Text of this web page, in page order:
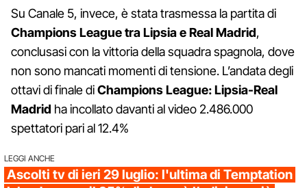
Su Canale 5, invece, è stata trasmessa la partita di
Champions League tra Lipsia e Real Madrid,
conclusasi con la vittoria della squadra spagnola, dove
non sono mancati momenti di tensione. L’andata degli
ottavi di finale diChampions League: Lipsia-Real
Madrid ha incollato davanti al video 2.486.000
spettatori pari al 12.4%
LEGGI ANCHE
Ascolti tv di ieri 29 luglio: l'ultima di Temptation